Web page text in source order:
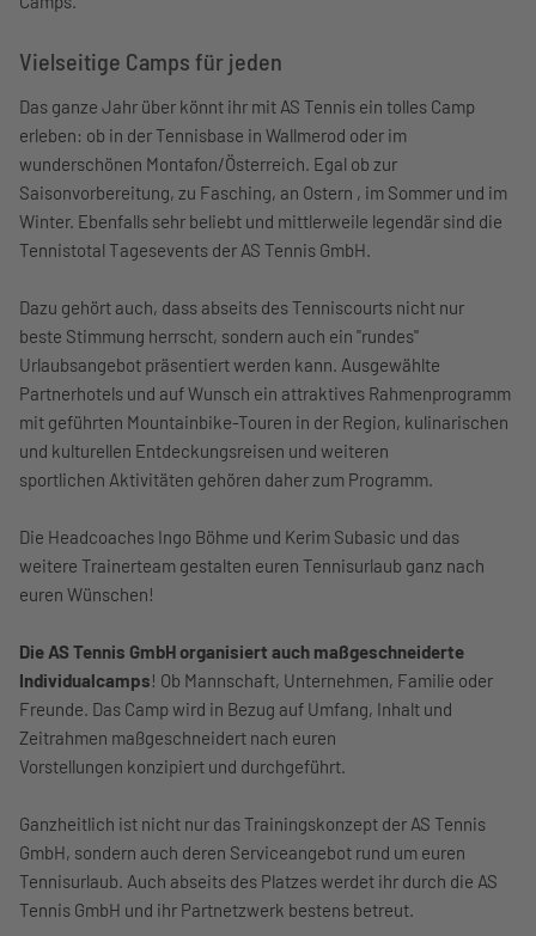
Vielseitige Camps für jeden
Das ganze Jahr über könnt ihr mit AS Tennis ein tolles Camp
erleben: ob in der Tennisbase in Wallmerod oder im
wunderschönen Montafon/Österreich. Egal ob zur
Saisonvorbereitung, zu Fasching, an Ostern , im Sommer und im
Winter. Ebenfalls sehr beliebt und mittlerweile legendär sind die
Tennistotal Tagesevents der AS Tennis GmbH.
Dazu gehört auch, dass abseits des Tenniscourts nicht nur
beste Stimmung herrscht, sondern auch ein "rundes"
Urlaubsangebot präsentiert werden kann. Ausgewählte
Partnerhotels und auf Wunsch ein attraktives Rahmenprogramm
mit geführten Mountainbike-Touren in der Region, kulinarischen
und kulturellen Entdeckungsreisen und weiteren
sportlichen Aktivitäten gehören daher zum Programm.
Die Headcoaches Ingo Böhme und Kerim Subasic und das
weitere Trainerteam gestalten euren Tennisurlaub ganz nach
euren Wünschen!
Die AS Tennis GmbH organisiert auch maßgeschneiderte
Individualcamps! Ob Mannschaft, Unternehmen, Familie oder
Freunde. Das Camp wird in Bezug auf Umfang, Inhalt und
Zeitrahmen maßgeschneidert nach euren
Vorstellungen konzipiert und durchgeführt.
Ganzheitlich ist nicht nur das Trainingskonzept der AS Tennis
GmbH, sondern auch deren Serviceangebot rund um euren
Tennisurlaub. Auch abseits des Platzes werdet ihr durch die AS
Tennis GmbH und ihr Partnetzwerk bestens betreut.